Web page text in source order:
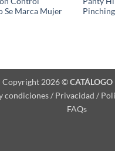
Se Marca Mujer
Copyright 2026 ©CATÁLOGO
condiciones / Privacidad /
FAQs